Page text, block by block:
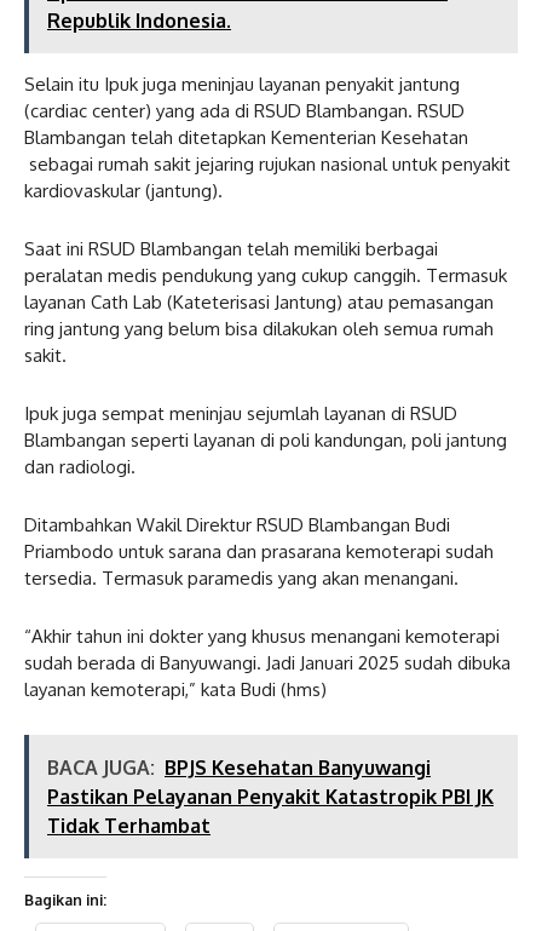
Republik Indonesia.
Selain itu Ipuk juga meninjau layanan penyakit jantung
(cardiac center) yang ada di RSUD Blambangan. RSUD
Blambangan telah ditetapkan Kementerian Kesehatan
sebagai rumah sakit jejaring rujukan nasional untuk penyakit
kardiovaskular (jantung).
Saat ini RSUD Blambangan telah memiliki berbagai
peralatan medis pendukung yang cukup canggih. Termasuk
layanan Cath Lab (Kateterisasi Jantung) atau pemasangan
ring jantung yang belum bisa dilakukan oleh semua rumah
sakit.
Ipuk juga sempat meninjau sejumlah layanan di RSUD
Blambangan seperti layanan di poli kandungan, poli jantung
dan radiologi.
Ditambahkan Wakil Direktur RSUD Blambangan Budi
Priambodo untuk sarana dan prasarana kemoterapi sudah
tersedia. Termasuk paramedis yang akan menangani.
“Akhir tahun ini dokter yang khusus menangani kemoterapi
sudah berada di Banyuwangi. Jadi Januari 2025 sudah dibuka
layanan kemoterapi,” kata Budi (hms)
BACA JUGA: BPJS Kesehatan Banyuwangi
Pastikan Pelayanan Penyakit Katastropik PBI JK
Tidak Terhambat
Bagikan ini: